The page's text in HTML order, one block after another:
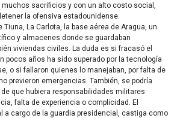
muchos sacrificios y con un alto costo social,
la ofensiva estadounidense.
Tiuna, La Carlota, la base aérea de Aragua, un
y almacenes donde se guardaban
viviendas civiles. La duda es si fracasó el
pocos años ha sido superado por la tecnología
o si fallaron quienes lo manejaban, por falta de
previeron emergencias. También, se podría
que hubiera responsabilidades militares
falta de experiencia o complicidad. El
a cargo de la guardia presidencial, castiga como